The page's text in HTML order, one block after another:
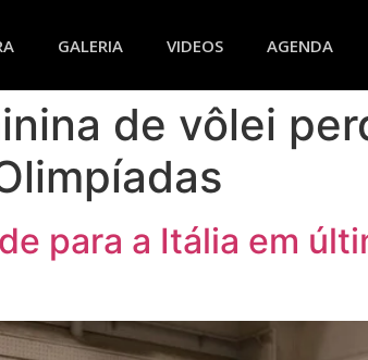
GALERIA VIDEOS AGENDA
de vôlei
para a Itália em